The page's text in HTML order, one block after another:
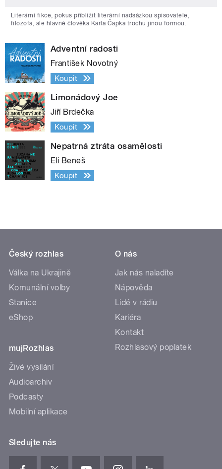
Literární fikce, pokus přiblížit literární nadsázkou spisovatele,
filozofa, ale hlavně člověka Karla Čapka trochu jinou formou.
Adventní radosti
František Novotný
Koupit
Limonádový Joe
Jiří Brdečka
Koupit
Nepatrná ztráta osamělosti
Eli Beneš
Koupit
Český rozhlas
Válka na Ukrajině
Komunální volby
Stanice
eShop
mujRozhlas
Živé vysílání
Audioarchiv
Podcasty
Mobilní aplikace
O nás
Jak nás naladíte
Nápověda
Lidé v rádiu
Kariéra
Kontakt
Rozhlasový poplatek
Sledujte nás